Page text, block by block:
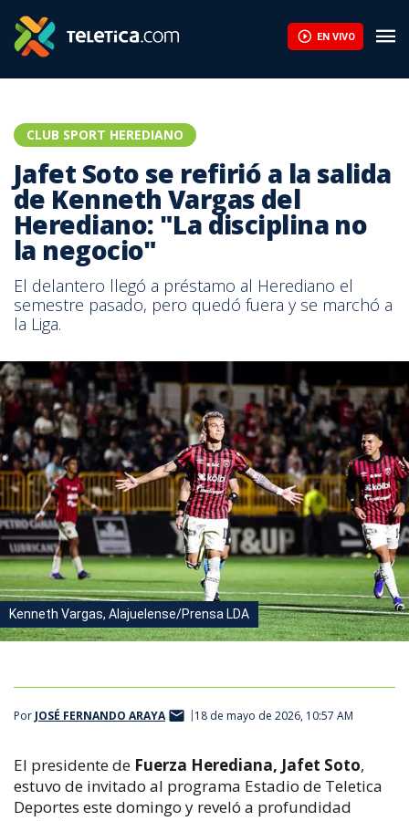
EN VIVO
CLUB SPORT HEREDIANO
Jafet Soto se refirió a la salida
de Kenneth Vargas del
Herediano: "La disciplina no
la negocio"
El delantero llegó a préstamo al Herediano el
semestre pasado, pero quedó fuera y se marchó a
la Liga.
Kenneth Vargas, Alajuelense/Prensa LDA
Por JOSÉ FERNANDO ARAYA 18 de mayo de 2026, 10:57 AM
El presidente de Fuerza Herediana, Jafet Soto,
estuvo de invitado al programa Estadio de Teletica
Deportes este domingo y reveló a profundidad